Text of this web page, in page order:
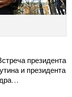
президента
и президента